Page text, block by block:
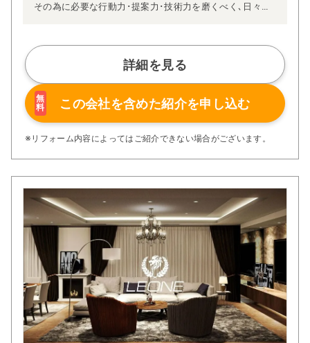
その為に必要な行動力･提案力･技術力を磨くべく､日々精
こが皆さまお悩みになる部分かと思います。安心価格の提
示、施工方法などを明瞭にし、お客様の不安を無くしてご
満足頂けるリフォームを行うことが私どもの使命と思って
おります。
ぜひ、お客様のご希望をお聞かせ下さい。ご連絡をお待ち
しております。
詳細を見る
無
料
この会社を含めた紹介を申し込む
※リフォーム内容によってはご紹介できない場合がございます。